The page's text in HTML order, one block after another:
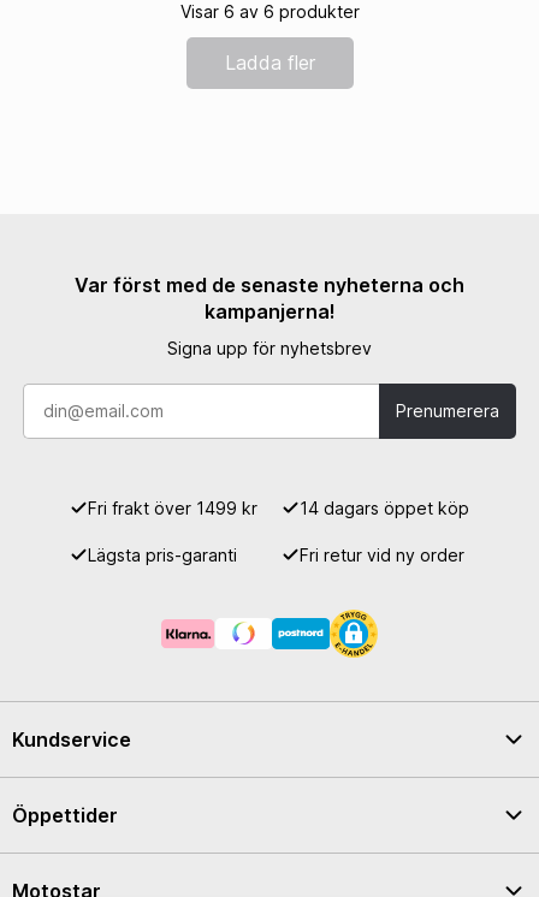
Visar 6 av 6 produkter
Ladda fler
Var först med de senaste nyheterna och
kampanjerna!
Signa upp för nyhetsbrev
Prenumerera
Fri frakt över 1499 kr 14 dagars öppet köp
Lägsta pris-garanti Fri retur vid ny order
Kundservice
Öppettider
Motostar